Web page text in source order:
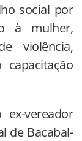
social por
à mulher,
violência,
vereador
de Bacabal-